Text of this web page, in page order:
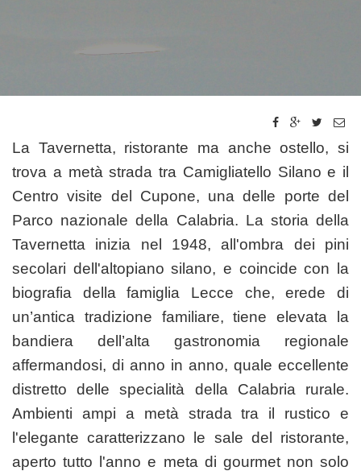
La Tavernetta, ristorante ma anche ostello, si
trova a metà strada tra Camigliatello Silano e il
Centro visite del Cupone, una delle porte del
Parco nazionale della Calabria. La storia della
Tavernetta inizia nel 1948, all'ombra dei pini
secolari dell'altopiano silano, e coincide con la
biografia della famiglia Lecce che, erede di
un’antica tradizione familiare, tiene elevata la
bandiera dell’alta gastronomia regionale
affermandosi, di anno in anno, quale eccellente
distretto delle specialità della Calabria rurale.
Ambienti ampi a metà strada tra il rustico e
l'elegante caratterizzano le sale del ristorante,
aperto tutto l'anno e meta di gourmet non solo